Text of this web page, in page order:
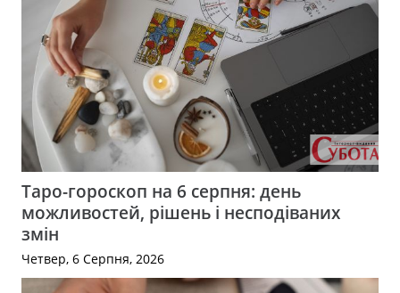
Таро-гороскоп на 6 серпня: день
можливостей, рішень і несподіваних
змін
Четвер, 6 Серпня, 2026